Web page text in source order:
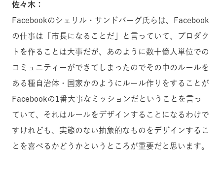
佐々木：
Facebookのシェリル・サンドバーグ氏らは、Facebook
の仕事は「市長になることだ」と言っていて、プロダク
トを作ることは大事だが、あのように数十億人単位での
コミュニティーができてしまったのでその中のルールを
ある種自治体・国家かのようにルール作りをすることが
Facebookの1番大事なミッションだということを言っ
ていて、それはルールをデザインすることになるわけで
すけれども、実態のない抽象的なものをデザインするこ
とを喜べるかどうかというところが重要だと思います。